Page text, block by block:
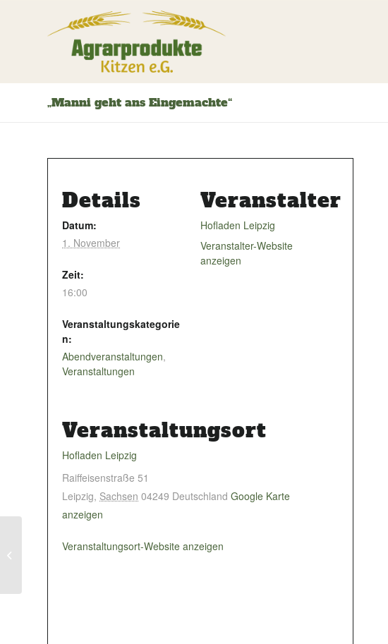
„Manni geht ans Eingemachte“
Details
Datum:
1. November
Zeit:
16:00
Veranstaltungskategorie
n:
Abendveranstaltungen,
Veranstaltungen
Veranstalter
Hofladen Leipzig
Veranstalter-Website
anzeigen
Veranstaltungsort
Hofladen Leipzig
Raiffeisenstraße 51
Leipzig, Sachsen 04249 Deutschland Google Karte
anzeigen
Veranstaltungsort-Website anzeigen
Halloween